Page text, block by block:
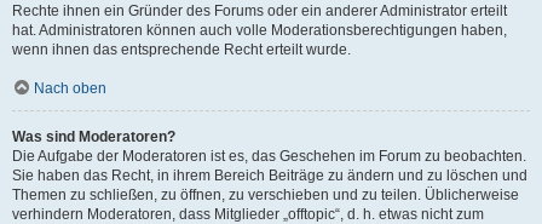
Rechte ihnen ein Gründer des Forums oder ein anderer Administrator erteilt
hat. Administratoren können auch volle Moderationsberechtigungen haben,
wenn ihnen das entsprechende Recht erteilt wurde.
Nach oben
Was sind Moderatoren?
Die Aufgabe der Moderatoren ist es, das Geschehen im Forum zu beobachten.
Sie haben das Recht, in ihrem Bereich Beiträge zu ändern und zu löschen und
Themen zu schließen, zu öffnen, zu verschieben und zu teilen. Üblicherweise
verhindern Moderatoren, dass Mitglieder „offtopic“, d. h. etwas nicht zum